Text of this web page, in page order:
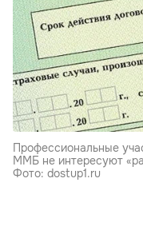
Профессиональные
ММБ не интересуют
Фото: dostup1.ru